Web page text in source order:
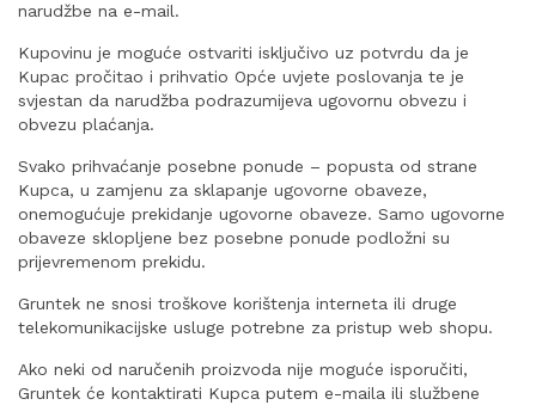
narudžbe na e-mail.
Kupovinu je moguće ostvariti isključivo uz potvrdu da je
Kupac pročitao i prihvatio Opće uvjete poslovanja te je
svjestan da narudžba podrazumijeva ugovornu obvezu i
obvezu plaćanja.
Svako prihvaćanje posebne ponude – popusta od strane
Kupca, u zamjenu za sklapanje ugovorne obaveze,
onemogućuje prekidanje ugovorne obaveze. Samo ugovorne
obaveze sklopljene bez posebne ponude podložni su
prijevremenom prekidu.
Gruntek ne snosi troškove korištenja interneta ili druge
telekomunikacijske usluge potrebne za pristup web shopu.
Ako neki od naručenih proizvoda nije moguće isporučiti,
Gruntek će kontaktirati Kupca putem e-maila ili službene